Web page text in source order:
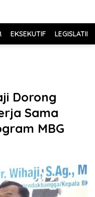
EKSEKUTIF LEGISLATIF
Dorong
Sama
MBG